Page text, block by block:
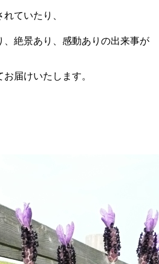
ていたり、
絶景あり、感動ありの出来事が
届けいたします。